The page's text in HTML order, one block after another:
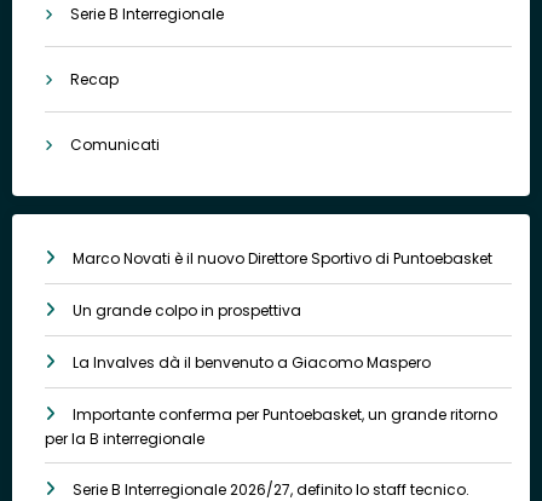
Serie B Interregionale
Recap
Comunicati
Marco Novati è il nuovo Direttore Sportivo di Puntoebasket
Un grande colpo in prospettiva
La Invalves dà il benvenuto a Giacomo Maspero
Importante conferma per Puntoebasket, un grande ritorno
per la B interregionale
Serie B Interregionale 2026/27, definito lo staff tecnico.